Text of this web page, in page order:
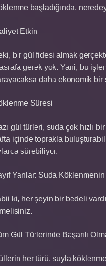
başladığında,
Etkin
bir gül fidesi almak
gerek yok. Yani, bu
daha ekonomik bir
Süresi
gül türleri, suda çok hızlı
içinde toprakla
sürebiliyor.
Yanlar: Suda Köklenmenin
ki, her şeyin bir bedeli
Gül Türlerinde Başarılı
her türü, suyla